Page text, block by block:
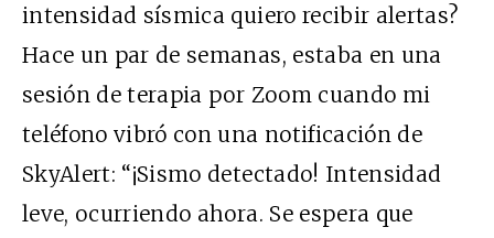
intensidad sísmica quiero recibir alertas?
Hace un par de semanas, estaba en una
sesión de terapia por Zoom cuando mi
teléfono vibró con una notificación de
SkyAlert: “¡Sismo detectado! Intensidad
leve, ocurriendo ahora. Se espera que